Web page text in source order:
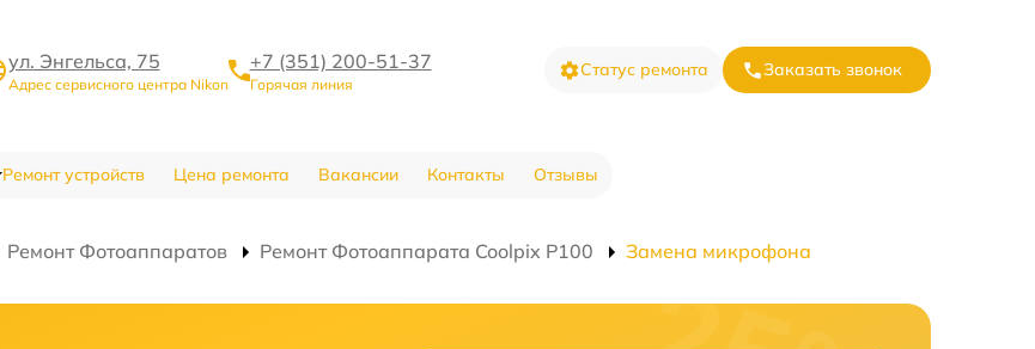
ул. Энгельса, 75
Адрес сервисного центра Nikon
+7 (351) 200-51-37
Горячая линия
Статус ремонта Заказать звонок
Ремонт устройств Цена ремонта Вакансии Контакты Отзывы
Ремонт Фотоаппаратов Ремонт Фотоаппарата Coolpix P100 Замена микрофона